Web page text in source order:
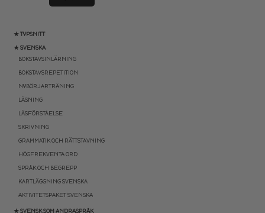
★ TYPSNITT
★ SVENSKA
BOKSTAVSINLÄRNING
BOKSTAVSREPETITION
NYBÖRJARTRÄNING
LÄSNING
LÄSFÖRSTÅELSE
SKRIVNING
GRAMMATIK OCH RÄTTSTAVNING
HÖGFREKVENTA ORD
SPRÅK OCH BEGREPP
KARTLÄGGNING SVENSKA
AKTIVITETSPAKET SVENSKA
★ SVENSK SOM ANDRASPRÅK